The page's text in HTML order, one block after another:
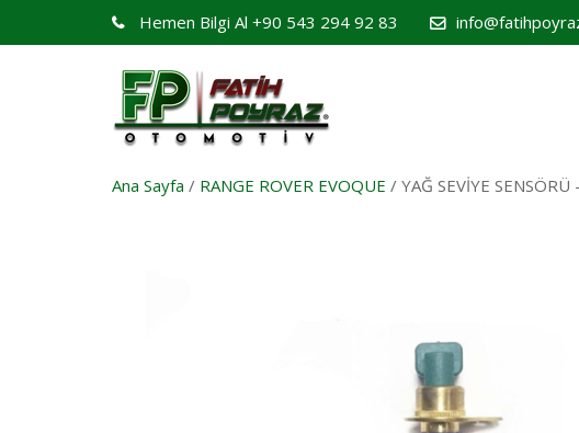
Hemen Bilgi Al +90 543 294 92 83
Ana Sayfa / RANGE ROVER EVOQUE / YAĞ SEVİYE SENSÖRÜ